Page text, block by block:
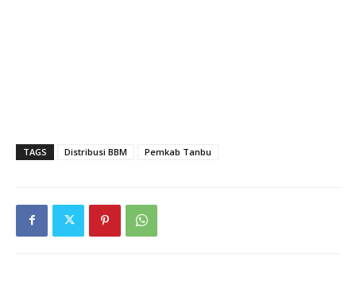
TAGS Distribusi BBM Pemkab Tanbu